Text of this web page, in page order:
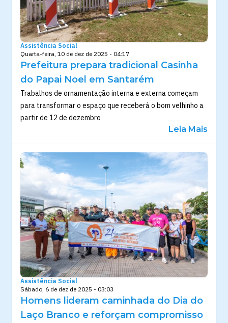
Assistência Social
Quarta-feira, 10 de dez de 2025 - 04:17
Prefeitura prepara tradicional Casinha
do Papai Noel em Santarém
Trabalhos de ornamentação interna e externa começam
para transformar o espaço que receberá o bom velhinho a
partir de 12 de dezembro
Leia Mais
Assistência Social
Sábado, 6 de dez de 2025 - 03:03
Homens lideram caminhada do Dia do
Laço Branco e reforçam compromisso